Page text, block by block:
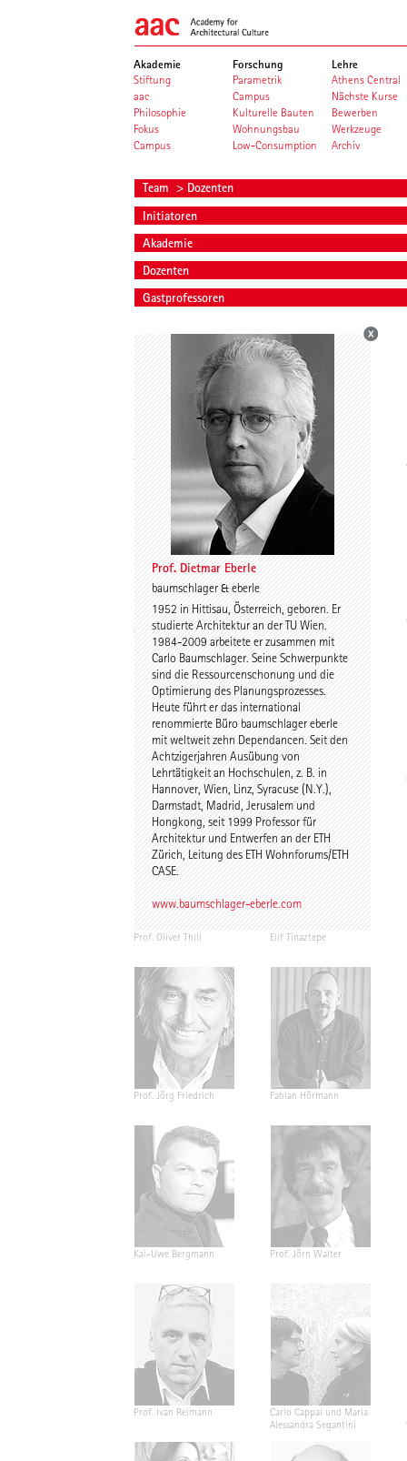
Akademie
Stiftung
aac
Philosophie
Fokus
Campus
Forschung
Parametrik
Campus
Kulturelle Bauten
Wohnungsbau
Low-Consumption
Lehre
Athens Central
Nächste Kurse
Bewerben
Werkzeuge
Archiv
Team > Dozenten
Initiatoren
Akademie
Dozenten
Gastprofessoren
Thomas Willemeit Rudi Scheuermann
Karoline Liedtke-
Sørensen
Sven Plieninger
Robert Schmitz
Prof. Dr. Dr. E.h. Dr. h.c.
Werner Sobek
Prof. Oliver Thill Elif Tinaztepe
Prof. Jörg Friedrich Fabian Hörmann
Kai-Uwe Bergmann Prof. Jörn Walter
Prof. Ivan Reimann
Carlo Cappai und Maria
Alessandra Segantini
Prof. Dietmar Eberle
baumschlager & eberle
1952 in Hittisau, Österreich, geboren. Er
studierte Architektur an der TU Wien.
1984-2009 arbeitete er zusammen mit
Carlo Baumschlager. Seine Schwerpunkte
sind die Ressourcenschonung und die
Optimierung des Planungsprozesses.
Heute führt er das international
renommierte Büro baumschlager eberle
mit weltweit zehn Dependancen. Seit den
Achtzigerjahren Ausübung von
Lehrtätigkeit an Hochschulen, z. B. in
Hannover, Wien, Linz, Syracuse (N.Y.),
Darmstadt, Madrid, Jerusalem und
Hongkong, seit 1999 Professor für
Architektur und Entwerfen an der ETH
Zürich, Leitung des ETH Wohnforums/ETH
CASE.
www.baumschlager-eberle.com